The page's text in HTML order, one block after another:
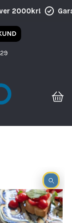
2000kr!